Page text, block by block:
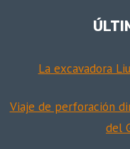
La excavadora
Viaje de perforación
del